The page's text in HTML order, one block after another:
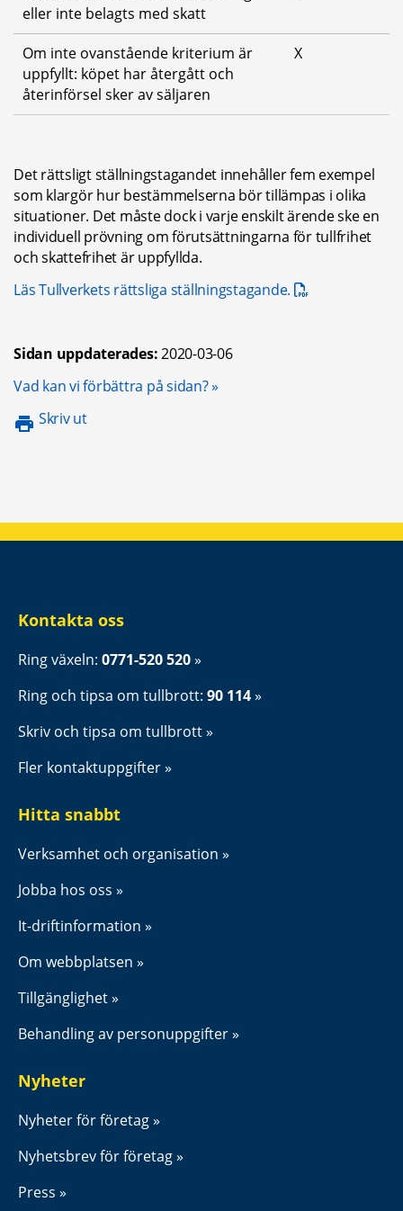
eller inte belagts med skatt
Om inte ovanstående kriterium är
uppfyllt: köpet har återgått och
återinförsel sker av säljaren
X
Det rättsligt ställningstagandet innehåller fem exempel
som klargör hur bestämmelserna bör tillämpas i olika
situationer. Det måste dock i varje enskilt ärende ske en
individuell prövning om förutsättningarna för tullfrihet
och skattefrihet är uppfyllda.
Läs Tullverkets rättsliga ställningstagande. pdf, 813.9 kB.
Sidan uppdaterades:2020-03-06
Vad kan vi förbättra på sidan?Öppnas i nytt fönster.
Skriv ut
Kontakta oss
Ring växeln: 0771-520 520
Ring och tipsa om tullbrott: 90 114
Skriv och tipsa om tullbrott
Fler kontaktuppgifter
Hitta snabbt
Verksamhet och organisation
Jobba hos oss
It-driftinformation
Om webbplatsen
Tillgänglighet
Behandling av personuppgifter
Nyheter
Nyheter för företag
Nyhetsbrev för företag
Press